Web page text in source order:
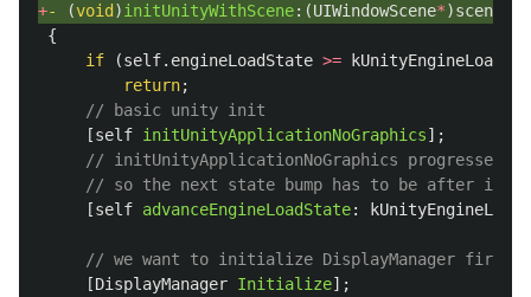
+- (void )initUnityWithScene:(UIWindowScene*)scene
{
if
(self. engineLoadState >=
return;
// basic unity init
[self initUnityApplicationNoGraphics];
// initUnityApplicationNoGraphics
// so the next state bump has to be after it
[self advanceEngineLoadState:
// we want to initialize DisplayManager first,
[DisplayManager Initialize];